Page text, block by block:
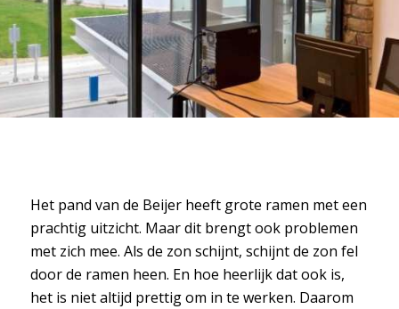
Het pand van de Beijer heeft grote ramen met een
prachtig uitzicht. Maar dit brengt ook problemen
met zich mee. Als de zon schijnt, schijnt de zon fel
door de ramen heen. En hoe heerlijk dat ook is,
het is niet altijd prettig om in te werken. Daarom